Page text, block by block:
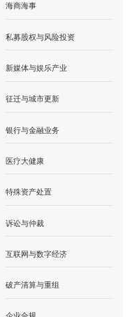
海商海事
私募股权与风险投资
新媒体与娱乐产业
征迁与城市更新
银行与金融业务
医疗大健康
特殊资产处置
诉讼与仲裁
互联网与数字经济
破产清算与重组